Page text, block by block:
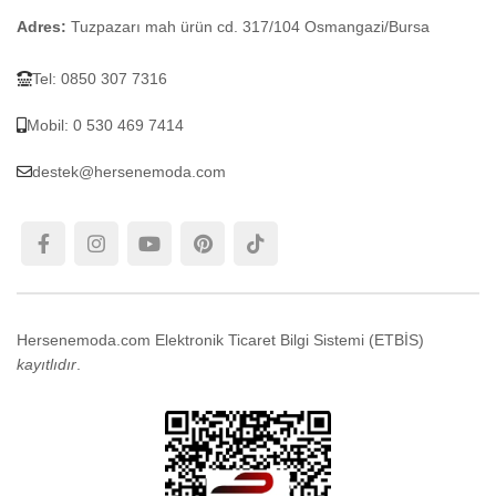
Adres: Tuzpazarı mah ürün cd. 317/104 Osmangazi/Bursa
Tel: 0850 307 7316
Mobil: 0 530 469 7414
destek@hersenemoda.com
Hersenemoda.com Elektronik Ticaret Bilgi Sistemi (ETBİS)
kayıtlıdır.